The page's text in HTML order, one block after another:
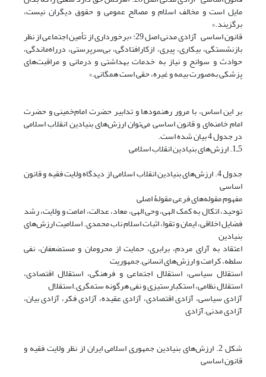
مایل است و مخالف اسلام و مصالح عمومی و حقوق دیگران نیست،
برگزیند.»
قانون اساسی آزادی مدنی اصل 29: «برخورداری از تأمین اجتماعی از نظر
بازنشستگی‌، بیکاری‌، پیری‌، ازکارافتادگی‌، بی‌سرپرستی‌، درراه‌ماندگی‌،
حوادث ‌و سوانح و نیاز به خدمات بهداشتی و درمانی و مراقبت‌های
پزشکی‌ به‌صورت بیمه و غیره، حقی است همگانی.»
بر این اساس، با مرور رهنمودها و تدابیر حضرت امام‌خمینی و حضرت
امام خامنه‌ای و قانون اساسی می‌توان ارزش‌های بنیادین انقلاب اسلامی
در جدول 4 بیان شده است.
5ـ1. ارزش‌های بنیادین انقلاب اسلامی
جدول 4. ارزش‌های بنیادین انقلاب اسلامی از دیدگاه ولایت فقیه و قانون
اساسی
مفهوم مقوله‌های فرعی مقولۀ اصلی
توحید، اتکال به کمک الهی، وحی الهی، معاد، عدالت، امامت و ولایت، رشد
فضایل اخلاقی، ایمان و تقوا، اثبات اسلام ناب محمدی. اسلامیت ارزش‌های
بنیادین
اعتقاد به آرای مردم، برابری، حمایت از محرومان و مستضعفان، نفی
سلطه، کرامت و ارزش‌های انسانی.جمهوریت
استقلال سیاسی، استقلال اجتماعی و فرهنگی، استقلال اقتصادی،
استقلال نظامی، استکبارستیزی و نفی هرگونه ستمگری.استقلال
آزادی سیاسی، آزادی اقتصادی، آزادی عقیده، آزادی فکر، آزادی بیان،
آزادی مدنی.آزادی
شکل 2. ارزش‌های بنیادین جمهوری اسلامی ایران از نظر ولایت فقیه و
قانون اساسی